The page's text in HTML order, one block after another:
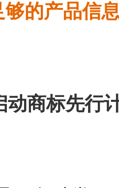
够的产品信
动商标先行